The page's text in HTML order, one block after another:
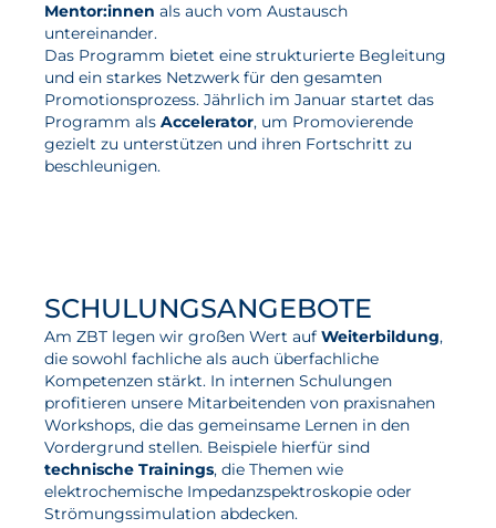
Für die Presse
Mentor:innen als auch vom Austausch
untereinander.
Das Programm bietet eine strukturierte Begleitung
und ein starkes Netzwerk für den gesamten
Promotionsprozess. Jährlich im Januar startet das
Programm als Accelerator, um Promovierende
gezielt zu unterstützen und ihren Fortschritt zu
beschleunigen.
SCHULUNGSANGEBOTE
Am ZBT legen wir großen Wert auf Weiterbildung,
die sowohl fachliche als auch überfachliche
Kompetenzen stärkt. In internen Schulungen
profitieren unsere Mitarbeitenden von praxisnahen
Workshops, die das gemeinsame Lernen in den
Vordergrund stellen. Beispiele hierfür sind
technische Trainings, die Themen wie
elektrochemische Impedanzspektroskopie oder
Strömungssimulation abdecken.